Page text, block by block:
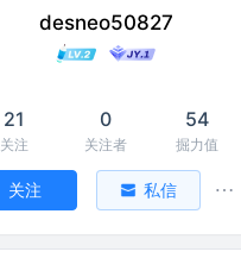
desneo50827
21
关注
0
关注者
54
掘力值
关注 私信